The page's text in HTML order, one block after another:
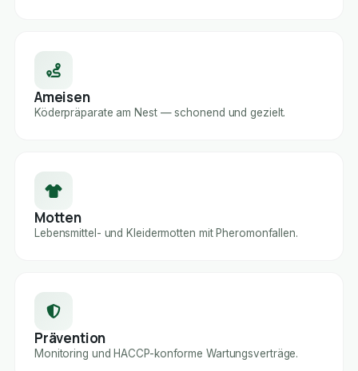
Ameisen
Köderpräparate am Nest — schonend und gezielt.
Motten
Lebensmittel- und Kleidermotten mit Pheromonfallen.
Prävention
Monitoring und HACCP-konforme Wartungsverträge.